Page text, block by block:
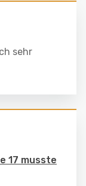
sehr
17 musste